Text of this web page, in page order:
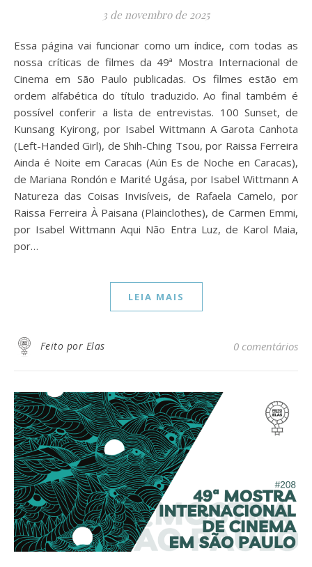
3 de novembro de 2025
Essa página vai funcionar como um índice, com todas as
nossa críticas de filmes da 49ª Mostra Internacional de
Cinema em São Paulo publicadas. Os filmes estão em
ordem alfabética do título traduzido. Ao final também é
possível conferir a lista de entrevistas. 100 Sunset, de
Kunsang Kyirong, por Isabel Wittmann A Garota Canhota
(Left-Handed Girl), de Shih-Ching Tsou, por Raissa Ferreira
Ainda é Noite em Caracas (Aún Es de Noche en Caracas),
de Mariana Rondón e Marité Ugása, por Isabel Wittmann A
Natureza das Coisas Invisíveis, de Rafaela Camelo, por
Raissa Ferreira À Paisana (Plainclothes), de Carmen Emmi,
por Isabel Wittmann Aqui Não Entra Luz, de Karol Maia,
por…
LEIA MAIS
Feito por Elas 0 comentários